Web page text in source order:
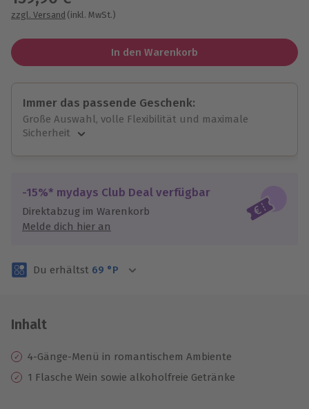
zzgl. Versand (inkl. MwSt.)
In den Warenkorb
Immer das passende Geschenk:
Große Auswahl, volle Flexibilität und maximale
Sicherheit
Jeder Gutschein für alle Erlebnisse einlösbar.
Maximale Sicherheit
3 Jahre gültig & verlängerbar.
-15%* mydays Club Deal verfügbar
Direktabzug im Warenkorb
Melde dich hier an
Du erhältst 69 °P
Inhalt
4-Gänge-Menü in romantischem Ambiente
1 Flasche Wein sowie alkoholfreie Getränke